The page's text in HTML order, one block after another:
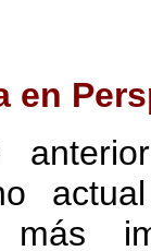
en
más